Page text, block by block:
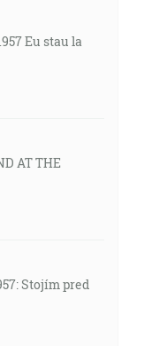
Eu stau la
AT THE
Stojím pred